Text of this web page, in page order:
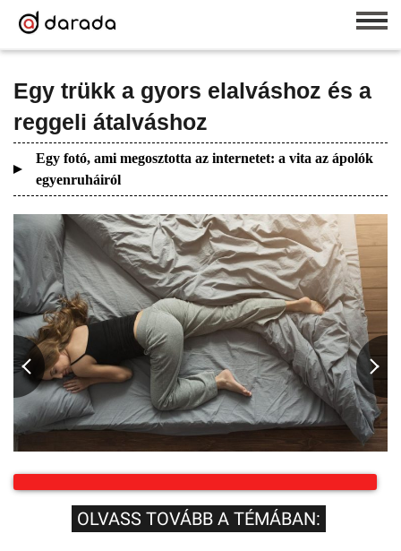
Egy trükk a gyors elalváshoz és a
reggeli átalváshoz
Egy fotó, ami megosztotta az internetet: a vita az ápolók
egyenruháiról
OLVASS TOVÁBB A TÉMÁBAN: